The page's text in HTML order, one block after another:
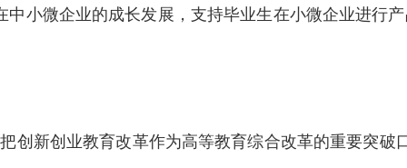
小微企业的成长发展，支持毕业生在小微企业进行
创新创业教育改革作为高等教育综合改革的重要突破